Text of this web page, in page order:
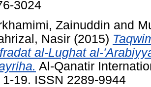
3024
Zainuddin and
Nasir (2015)
al-Lughat al-
Al-Qanatir
1-19. ISSN 2289-9944